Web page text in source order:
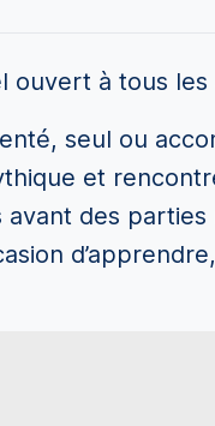
ouvert à tous les
seul ou
et
avant des